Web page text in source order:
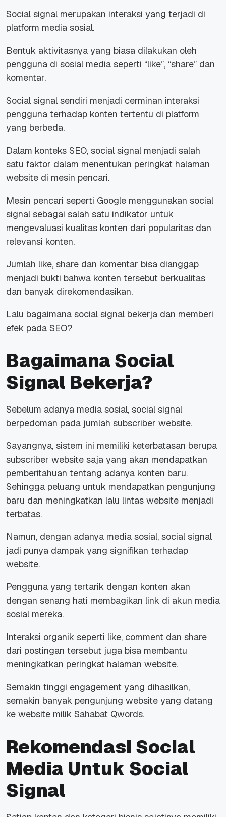
Social signal merupakan interaksi yang terjadi di
platform media sosial.
Bentuk aktivitasnya yang biasa dilakukan oleh
pengguna di sosial media seperti “like”, “share” dan
komentar.
Social signal sendiri menjadi cerminan interaksi
pengguna terhadap konten tertentu di platform
yang berbeda.
Dalam konteks SEO, social signal menjadi salah
satu faktor dalam menentukan peringkat halaman
website di mesin pencari.
Mesin pencari seperti Google menggunakan social
signal sebagai salah satu indikator untuk
mengevaluasi kualitas konten dari popularitas dan
relevansi konten.
Jumlah like, share dan komentar bisa dianggap
menjadi bukti bahwa konten tersebut berkualitas
dan banyak direkomendasikan.
Lalu bagaimana social signal bekerja dan memberi
efek pada SEO?
Bagaimana Social
Signal Bekerja?
Sebelum adanya media sosial, social signal
berpedoman pada jumlah subscriber website.
Sayangnya, sistem ini memiliki keterbatasan berupa
subscriber website saja yang akan mendapatkan
pemberitahuan tentang adanya konten baru.
Sehingga peluang untuk mendapatkan pengunjung
baru dan meningkatkan lalu lintas website menjadi
terbatas.
Namun, dengan adanya media sosial, social signal
jadi punya dampak yang signifikan terhadap
website.
Pengguna yang tertarik dengan konten akan
dengan senang hati membagikan link di akun media
sosial mereka.
Interaksi organik seperti like, comment dan share
dari postingan tersebut juga bisa membantu
meningkatkan peringkat halaman website.
Semakin tinggi engagement yang dihasilkan,
semakin banyak pengunjung website yang datang
ke website milik Sahabat Qwords.
Rekomendasi Social
Media Untuk Social
Signal